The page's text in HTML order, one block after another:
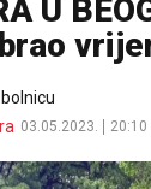
U
03.05.2023. 20:10